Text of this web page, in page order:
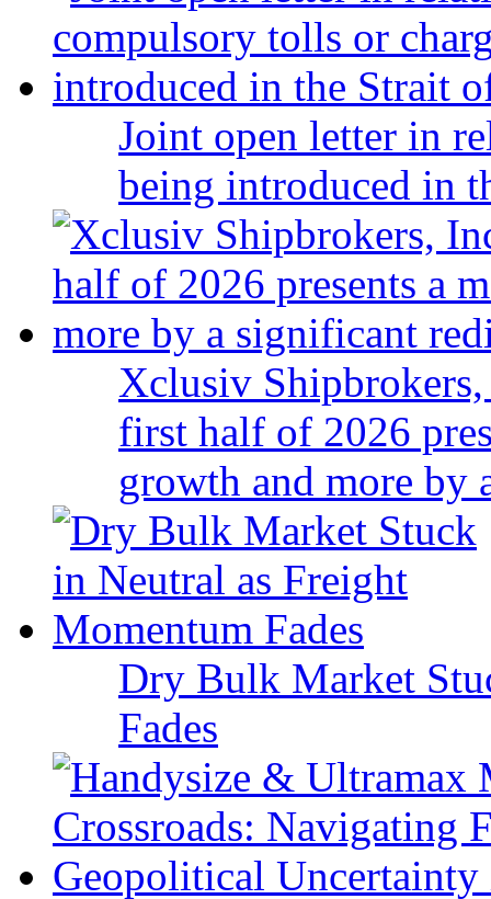
Joint open letter in
being introduced in
Xclusiv
first half of 2026
growth and more
Dry Bulk Market
Fades